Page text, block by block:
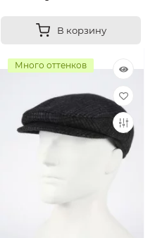
В корзину
Много оттенков